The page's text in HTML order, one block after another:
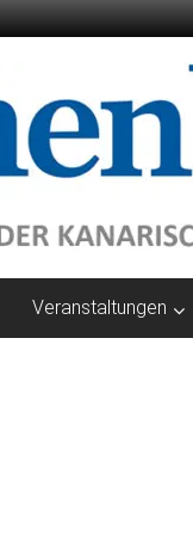
Veranstaltungen